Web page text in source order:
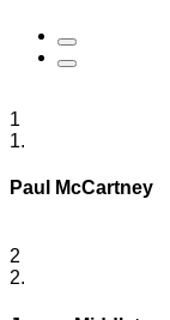
1
1.
Paul McCartney
2
2.